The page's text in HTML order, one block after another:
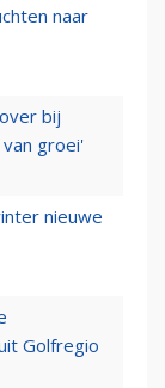
naar
bij
groei'
nieuwe
Golfregio